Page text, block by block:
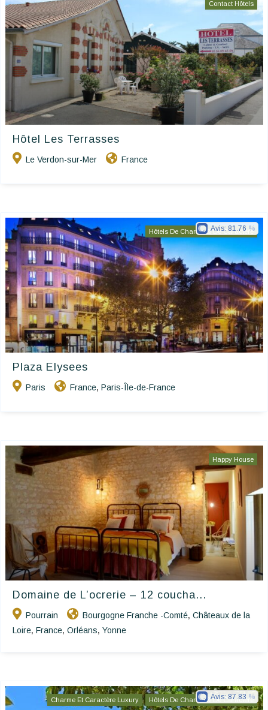
Contact Hôtels
Hôtel Les Terrasses
Le Verdon-sur-Mer France
Hôtels De Charme & De Caractère
Plaza Elysees
Paris France, Paris-Île-de-France
Avis: 81.76
Happy House
Domaine de L’ocrerie – 12 coucha...
Pourrain Bourgogne Franche -Comté, Châteaux de la
Loire, France, Orléans, Yonne
Charme Et Caractère Luxury Hôtels De Charme & De Caractère
Avis: 87.83